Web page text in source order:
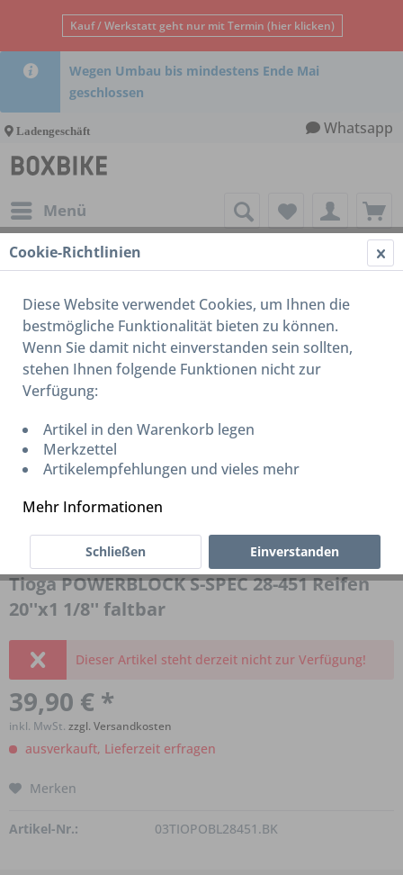
Kauf / Werkstatt geht nur mit Termin (hier klicken)
Wegen Umbau bis mindestens Ende Mai
geschlossen
Ladengeschäft Whatsapp
Menü
Tioga POWERBLOCK S-SPEC 28-451 Reifen
20''x1 1/8'' faltbar
Dieser Artikel steht derzeit nicht zur Verfügung!
39,90 € *
inkl. MwSt. zzgl. Versandkosten
ausverkauft, Lieferzeit erfragen
Merken
Artikel-Nr.: 03TIOPOBL28451.BK
Cookie-Richtlinien
Diese Website verwendet Cookies, um Ihnen die
bestmögliche Funktionalität bieten zu können.
Wenn Sie damit nicht einverstanden sein sollten,
stehen Ihnen folgende Funktionen nicht zur
Verfügung:
Artikel in den Warenkorb legen
Merkzettel
Artikelempfehlungen und vieles mehr
Mehr Informationen
Einverstanden
Schließen